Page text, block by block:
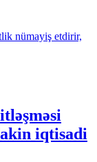
iqtisadi